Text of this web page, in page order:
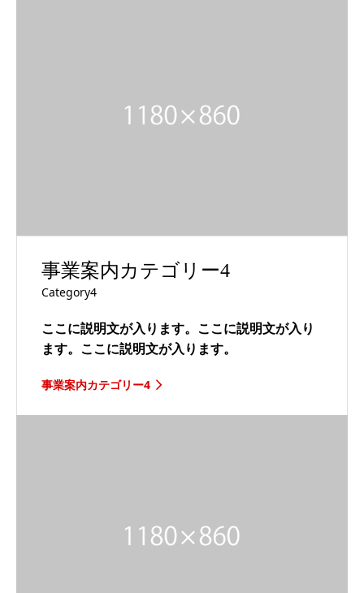
事業案内カテゴリー4
Category4
ここに説明文が入ります。ここに説明文が入り
ます。ここに説明文が入ります。
事業案内カテゴリー4